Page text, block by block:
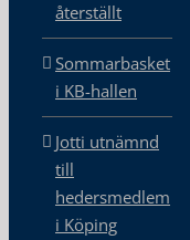
återställt
Sommarbasket
i KB-hallen
Jotti utnämnd
till
hedersmedlem
i Köping